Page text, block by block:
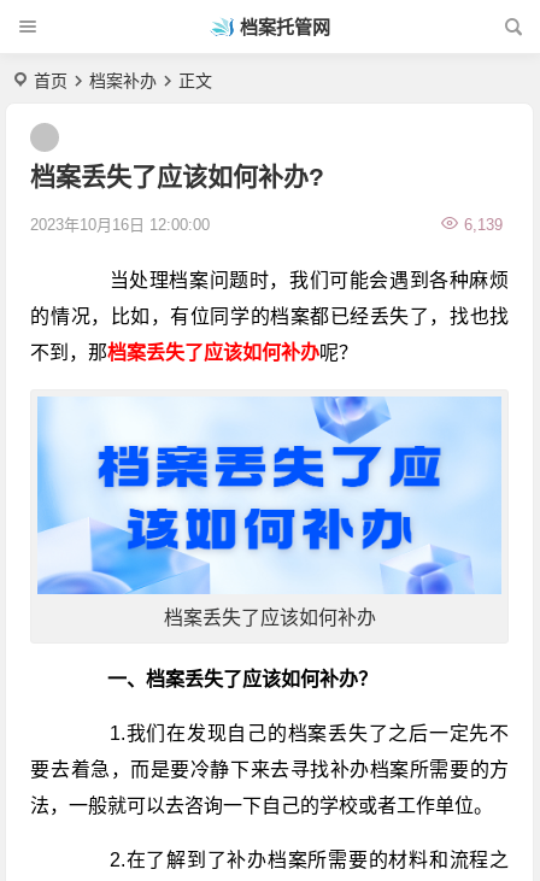
档案托管网
首页 档案补办 正文
档案丢失了应该如何补办?
2023年10月16日 12:00:00 6,139
当处理档案问题时，我们可能会遇到各种麻烦
的情况，比如，有位同学的档案都已经丢失了，找也找
不到，那档案丢失了应该如何补办呢？
档案丢失了应该如何补办
一、档案丢失了应该如何补办？
1.我们在发现自己的档案丢失了之后一定先不
要去着急，而是要冷静下来去寻找补办档案所需要的方
法，一般就可以去咨询一下自己的学校或者工作单位。
2.在了解到了补办档案所需要的材料和流程之